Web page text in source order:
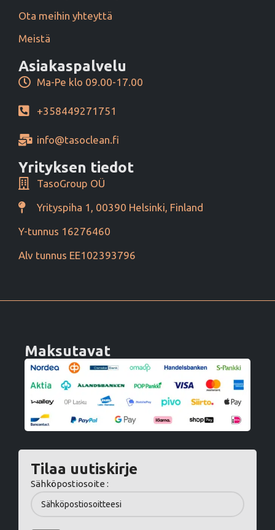
Ota meihin yhteyttä
Meistä
Asiakaspalvelu
Ma-Pe klo 09.00-17.00
+358449271751
info@tasoclean.fi
Yrityksen tiedot
TasoGroup OÜ
Yrityspiha 1, 00390 Helsinki, Finland
Y-tunnus 16276460
Alv tunnus EE102393796
Maksutavat
Tilaa uutiskirje
Sähköpostiosoite :